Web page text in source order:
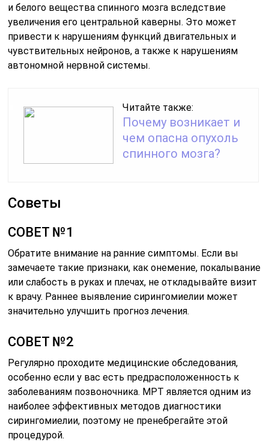
и белого вещества спинного мозга вследствие
увеличения его центральной каверны. Это может
привести к нарушениям функций двигательных и
чувствительных нейронов, а также к нарушениям
автономной нервной системы.
Читайте также:
Почему возникает и
чем опасна опухоль
спинного мозга?
Советы
СОВЕТ №1
Обратите внимание на ранние симптомы. Если вы
замечаете такие признаки, как онемение, покалывание
или слабость в руках и плечах, не откладывайте визит
к врачу. Раннее выявление сирингомиелии может
значительно улучшить прогноз лечения.
СОВЕТ №2
Регулярно проходите медицинские обследования,
особенно если у вас есть предрасположенность к
заболеваниям позвоночника. МРТ является одним из
наиболее эффективных методов диагностики
сирингомиелии, поэтому не пренебрегайте этой
процедурой.